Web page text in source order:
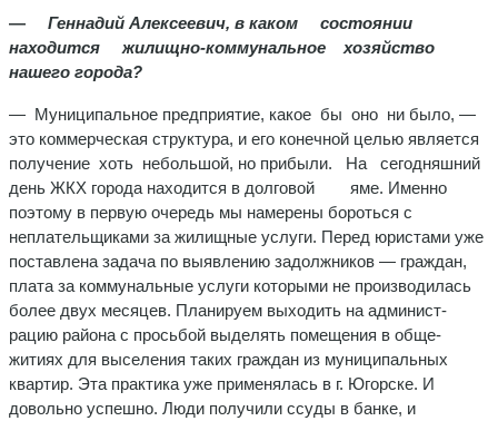
— Геннадий Алексеевич, в ка­ком состоянии
находится жи­лищно-комму­нальное хозяй­ство
нашего горо­да?
— Муниципаль­ное предприятие, какое бы оно ни было, —
это ком­мерческая структу­ра, и его конечной целью является
по­лучение хоть не­большой, но при­были. На сегод­няшний
день ЖКХ города находится в долговой яме. Именно
поэтому в первую очередь мы намерены бороться с
неплательщи­ками за жилищные услуги. Перед юристами уже
постав­лена задача по выявлению задолжников — граждан,
плата за коммунальные услуги которыми не производилась
более двух месяцев. Планируем выходить на админист­
рацию района с просьбой выделять помещения в обще­
житиях для выселения таких граждан из муниципаль­ных
квартир. Эта практика уже применялась в г. Югорске. И
довольно успешно. Люди получили ссуды в банке, и